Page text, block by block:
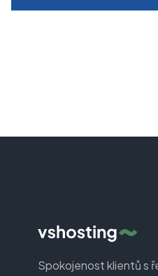
Spokojenost klientů s